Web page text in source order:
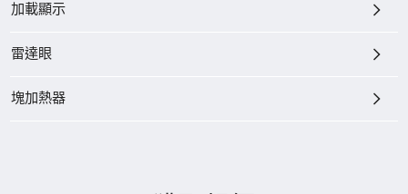
加載顯示
雷達眼
塊加熱器